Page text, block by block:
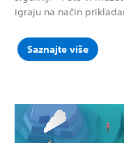
igraju na način
Saznajte više